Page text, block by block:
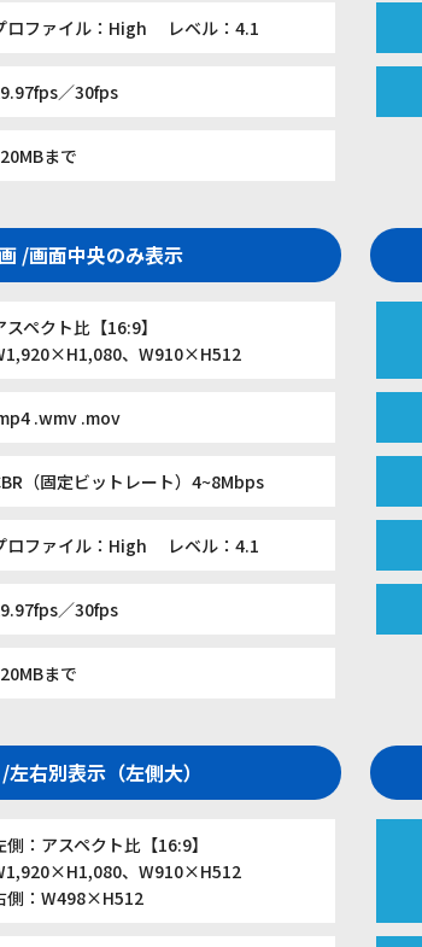
ロファイル：High レベル：4.1
／30fps
まで
/画面中央のみ表示
スペクト比【16:9】
、W910×H512
.wmv .mov
（固定ビットレート）4~8Mbps
ロファイル：High レベル：4.1
／30fps
まで
右別表示（左側大）
側：アスペクト比【16:9】
、W910×H512
側：W498×H512